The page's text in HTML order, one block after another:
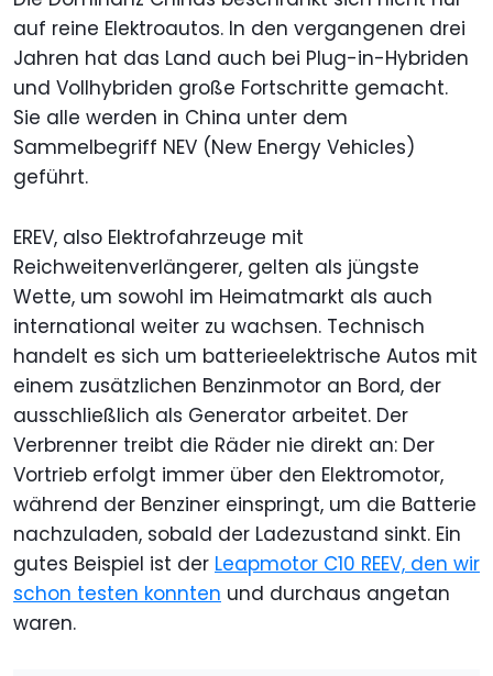
auf reine Elektroautos. In den vergangenen drei
Jahren hat das Land auch bei Plug-in-Hybriden
und Vollhybriden große Fortschritte gemacht.
Sie alle werden in China unter dem
Sammelbegriff NEV (New Energy Vehicles)
geführt.
EREV, also Elektrofahrzeuge mit
Reichweitenverlängerer, gelten als jüngste
Wette, um sowohl im Heimatmarkt als auch
international weiter zu wachsen. Technisch
handelt es sich um batterieelektrische Autos mit
einem zusätzlichen Benzinmotor an Bord, der
ausschließlich als Generator arbeitet. Der
Verbrenner treibt die Räder nie direkt an: Der
Vortrieb erfolgt immer über den Elektromotor,
während der Benziner einspringt, um die Batterie
nachzuladen, sobald der Ladezustand sinkt. Ein
gutes Beispiel ist der Leapmotor C10 REEV, den wir
schon testen konnten und durchaus angetan
waren.